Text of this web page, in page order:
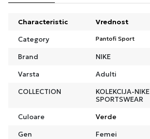
Characteristic
Vrednost
Category
Pantofi Sport
Brand
NIKE
Varsta
Adulti
COLLECTION
KOLEKCIJA-NIKE
SPORTSWEAR
Culoare
Verde
Gen
Femei